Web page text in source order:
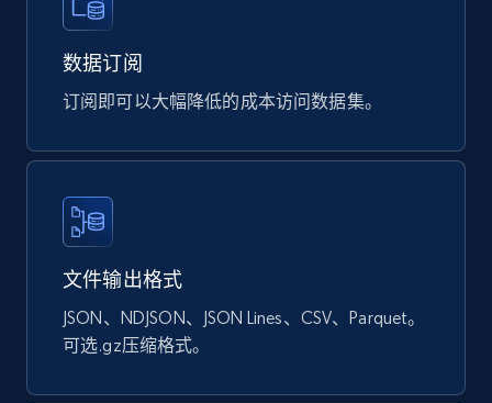
Sephora products
Actual price, Unit price, and more.
eCommerce
数据订阅
订阅即可以大幅降低的成本访问数据集。
文件输出格式
JSON、NDJSON、JSON Lines、CSV、Parquet。
可选.gz压缩格式。